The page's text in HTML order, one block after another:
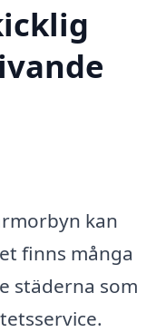
kan
finns många
städerna som